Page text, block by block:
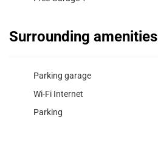
Surrounding amenities
Parking garage
Wi-Fi Internet
Parking